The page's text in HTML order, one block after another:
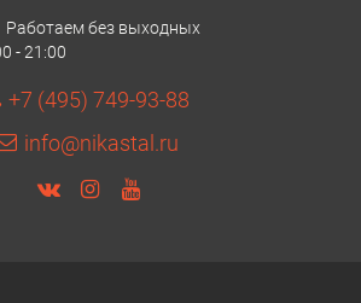
Работаем без выходных
- 21:00
+7 (495) 749-93-88
info@nikastal.ru